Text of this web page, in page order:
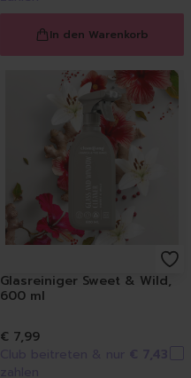
Kerzen
Hygiene
Handseifen
Handschuhe
Müllbeutel | Eimer
Haushaltspapier
Tücher | Schwämme |
Mikrofaser-Tücher
Schwämme |
Feuchttücher
Bürsten
In den Warenkorb
Glasreiniger Sweet & Wild,
600 ml
€ 7,99